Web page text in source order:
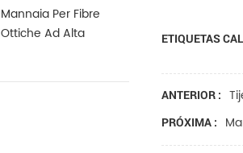
Mannaia Per Fibre
Ottiche Ad Alta
ETIQUETAS
ANTERIOR :
PRÓXIMA :